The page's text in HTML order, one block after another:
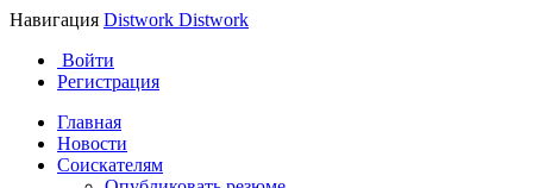
Навигация Distwork Distwork
Войти
Регистрация
Главная
Новости
Соискателям